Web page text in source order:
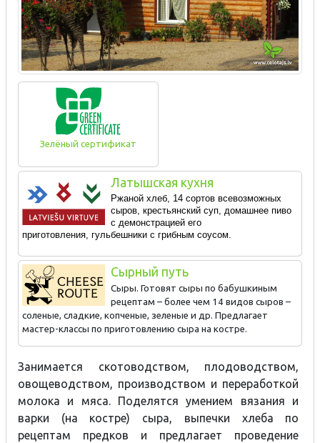
Зелёный сертификат
Латышская кухня
Ржаной хлеб, 14 сортов всевозможных
сыров, крестьянский суп, домашнее пиво
с демонстрацией его
приготовления, гульбешники с грибным соусом.
Сырный путь
Сыры. Готовят сыры по бабушкиным
рецептам – более чем 14 видов сыров –
соленые, сладкие, копченые, зеленые и др. Предлагает
мастер-классы по приготовлению сыра на костре.
Занимается скотоводством, плодоводством,
овощеводством, производством и переработкой
молока и мяса. Поделятся умением вязания и
варки (на костре) сыра, выпечки хлеба по
рецептам предков и предлагает проведение